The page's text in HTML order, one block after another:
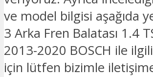
ve model bilgisi aşağıda
3 Arka Fren Balatası 1.4
2013-2020 BOSCH ile
için lütfen bizimle